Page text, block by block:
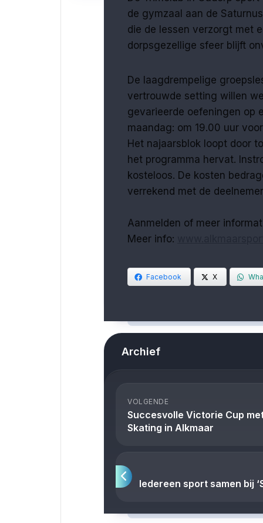
de gymzaal aan de
die de lessen verzorgt met
dorpsgezellige sfeer blijft
De laagdrempelige
vertrouwde setting willen
gevarieerde oefeningen op
maandag: om 19.00 uur
Het najaarsblok loopt door
het programma hervat.
kosteloos. De kosten
verrekend met de
Aanmelden of meer
Meer info:
Facebook X
Archief
VOLGENDE
Succesvolle Victorie Cup
Skating in Alkmaar
Iedereen sport samen bij